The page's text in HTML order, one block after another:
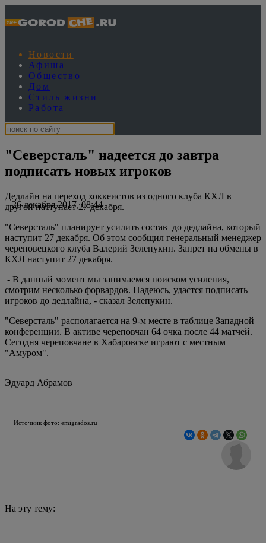
Новости
Афиша
Общество
Дом
Стиль жизни
Работа
"Северсталь" надеется до завтра
подписать новых игроков
26 декабря 2017, 08:44
Дедлайн на переход хоккеистов из одного клуба КХЛ в
другой наступает 27 декабря.
"Северсталь" планирует усилить состав до дедлайна, который
наступит 27 декабря. Об этом сообщил генеральный менеджер
череповецкого клуба Валерий Зелепукин. Запрет на обмены в
КХЛ наступит 27 декабря.
- В данный момент мы занимаемся поиском усиления,
смотрим несколько форвардов. Надеюсь, удастся подписать
игроков до дедлайна, - сказал Зелепукин.
"Северсталь" располагается на 9-м месте в таблице Западной
конференции. В активе череповчан 64 очка после 44 матчей.
Сегодня череповчане в Хабаровске играют с местным
"Амуром".
Эдуард Абрамов
Источник фото: emigrados.ru
На эту тему: